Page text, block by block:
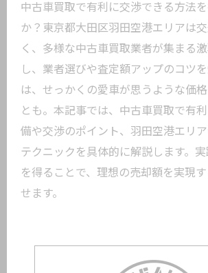
中古車買取で有利に交渉できる方法
か？東京都大田区羽田空港エリアは
く、多様な中古車買取業者が集まる
し、業者選びや査定額アップのコツ
は、せっかくの愛車が思うような価
とも。本記事では、中古車買取で有
備や交渉のポイント、羽田空港エリ
テクニックを具体的に解説します。
を得ることで、理想の売却額を実現
せます。